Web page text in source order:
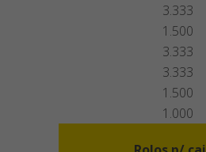
3.333
1.500
3.333
3.333
1.500
1.000